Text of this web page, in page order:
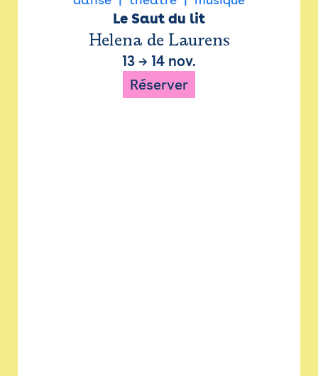
Le Saut du lit
Helena de Laurens
13 → 14 nov.
Réserver